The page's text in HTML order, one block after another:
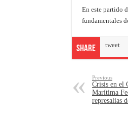
En este partido
fundamentales
Share tweet
Previous
Crisis en el
Marítima
represalias